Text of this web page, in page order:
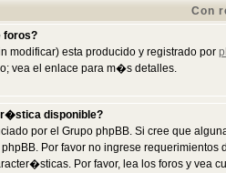
Con
foros?
modificar) esta producido y registrado por
vea el enlace para m�s detalles.
disponible?
por el Grupo phpBB. Si cree que
Por favor no ingrese
Por favor, lea los foros y vea